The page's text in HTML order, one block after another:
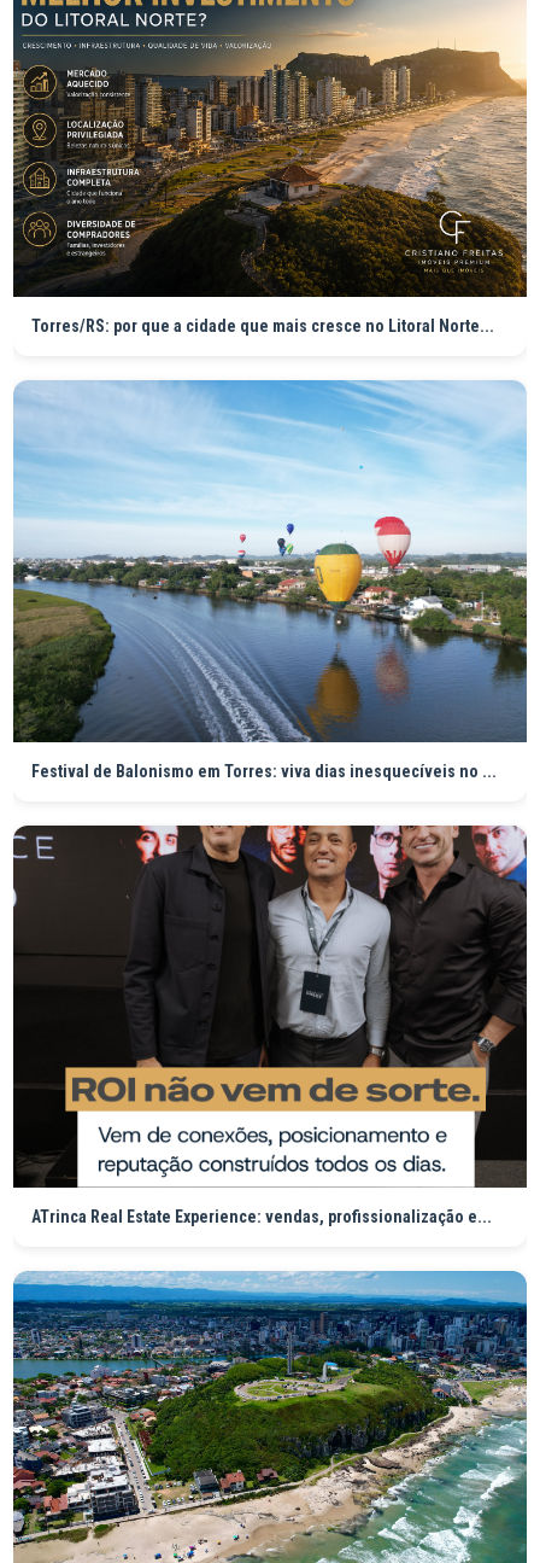
Torres/RS: por que a cidade que mais cresce no Litoral Norte...
Festival de Balonismo em Torres: viva dias inesquecíveis no ...
ATrinca Real Estate Experience: vendas, profissionalização e...